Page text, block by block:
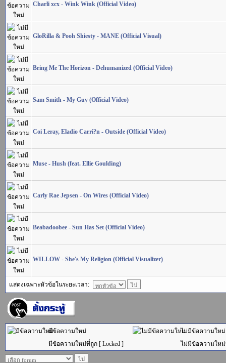
Charli xcx - Wink Wink (Official Video)
GloRilla & Pooh Shiesty - MANE (Official Visual)
Bring Me The Horizon - Dehumanized (Official Video)
Sam Smith - My Guy (Official Video)
Coi Leray, Eladio Carri?n - Outside (Official Video)
Muse - Hush (feat. Ellie Goulding)
Carly Rae Jepsen - On Wires (Official Video)
Beabadoobee - Sun Has Set (Official Video)
WILLOW - She's My Religion (Official Visualizer)
แสดงเฉพาะหัวข้อในระยะเวลา:
มีข้อความใหม่
ไม่มีข้อความใหม่
มีข้อความใหม่ที่ถูก [ Locked ]
ไม่มีข้อความใหม่